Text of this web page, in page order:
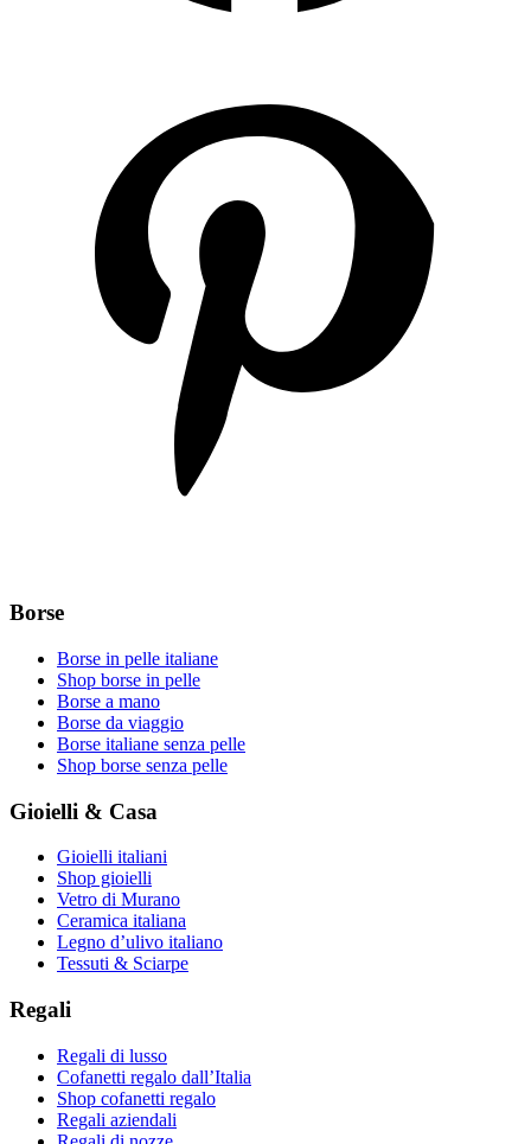
Borse
Borse in pelle italiane
Shop borse in pelle
Borse a mano
Borse da viaggio
Borse italiane senza pelle
Shop borse senza pelle
Gioielli & Casa
Gioielli italiani
Shop gioielli
Vetro di Murano
Ceramica italiana
Legno d’ulivo italiano
Tessuti & Sciarpe
Regali
Regali di lusso
Cofanetti regalo dall’Italia
Shop cofanetti regalo
Regali aziendali